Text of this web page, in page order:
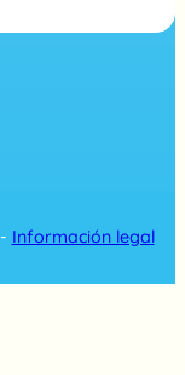
- Información legal